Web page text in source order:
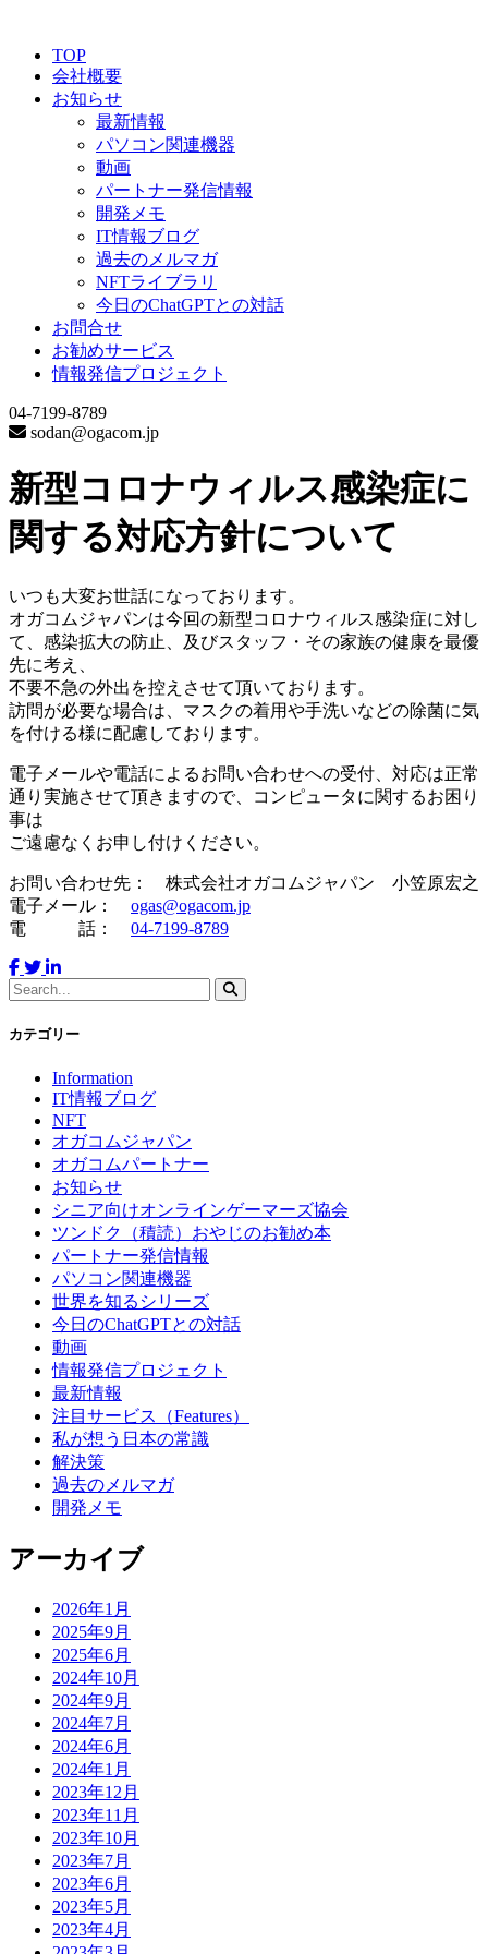
TOP
会社概要
お知らせ
最新情報
パソコン関連機器
動画
パートナー発信情報
開発メモ
IT情報ブログ
過去のメルマガ
NFTライブラリ
今日のChatGPTとの対話
お問合せ
お勧めサービス
情報発信プロジェクト
04-7199-8789
sodan@ogacom.jp
新型コロナウィルス感染症に
関する対応方針について
いつも大変お世話になっております。
オガコムジャパンは今回の新型コロナウィルス感染症に対し
て、感染拡大の防止、及びスタッフ・その家族の健康を最優
先に考え、
不要不急の外出を控えさせて頂いております。
訪問が必要な場合は、マスクの着用や手洗いなどの除菌に気
を付ける様に配慮しております。
電子メールや電話によるお問い合わせへの受付、対応は正常
通り実施させて頂きますので、コンピュータに関するお困り
事は
ご遠慮なくお申し付けください。
お問い合わせ先： 株式会社オガコムジャパン 小笠原宏之
電子メール： ogas@ogacom.jp
電 話： 04-7199-8789
カテゴリー
Information
IT情報ブログ
NFT
オガコムジャパン
オガコムパートナー
お知らせ
シニア向けオンラインゲーマーズ協会
ツンドク（積読）おやじのお勧め本
パートナー発信情報
パソコン関連機器
世界を知るシリーズ
今日のChatGPTとの対話
動画
情報発信プロジェクト
最新情報
注目サービス（Features）
私が想う日本の常識
解決策
過去のメルマガ
開発メモ
アーカイブ
2026年1月
2025年9月
2025年6月
2024年10月
2024年9月
2024年7月
2024年6月
2024年1月
2023年12月
2023年11月
2023年10月
2023年7月
2023年6月
2023年5月
2023年4月